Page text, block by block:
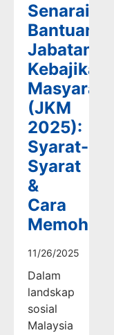
Senarai
Bantuan
Jabatan
Kebajikan
Masyarakat
(JKM
2025):
Syarat-
Syarat
&
Cara
Memohon
11/26/2025
Dalam
landskap
sosial
Malaysia